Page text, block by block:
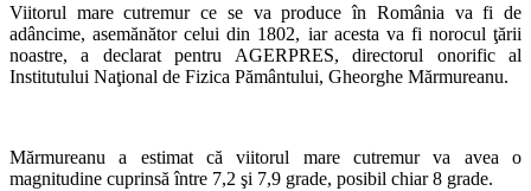
Viitorul mare cutremur ce se va produce în România va fi de
adâncime, asemănător celui din 1802, iar acesta va fi norocul ţării
noastre, a declarat pentru AGERPRES, directorul onorific al
Institutului Naţional de Fizica Pământului, Gheorghe Mărmureanu.
Mărmureanu a estimat că viitorul mare cutremur va avea o
magnitudine cuprinsă între 7,2 şi 7,9 grade, posibil chiar 8 grade.